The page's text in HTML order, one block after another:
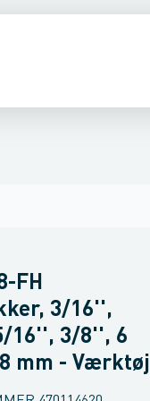
FH
3/16'',
16'', 3/8'', 6
mm - Værktøj